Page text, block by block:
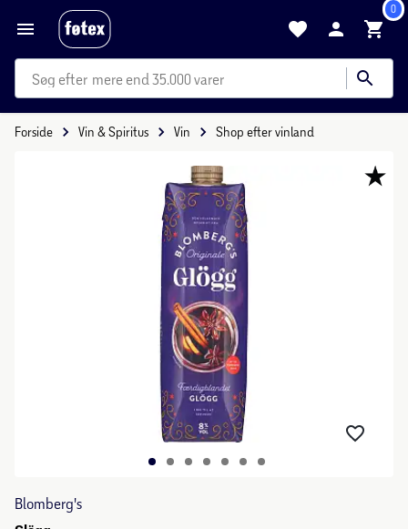
0
mere end 35.000 varer
Forside Vin & Spiritus Vin Shop efter vinland
Blomberg's